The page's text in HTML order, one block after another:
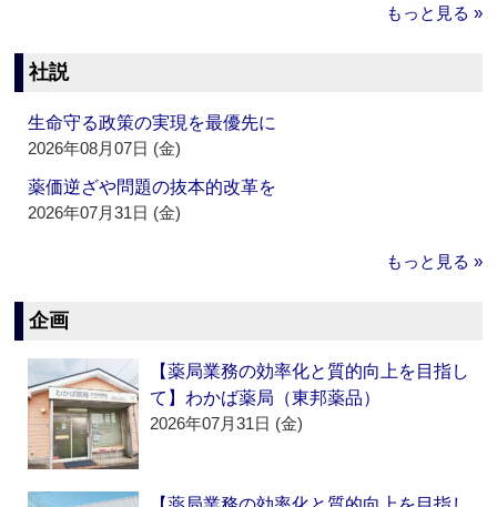
もっと見る »
社説
生命守る政策の実現を最優先に
2026年08月07日 (金)
薬価逆ざや問題の抜本的改革を
2026年07月31日 (金)
もっと見る »
企画
【薬局業務の効率化と質的向上を目指し
て】わかば薬局（東邦薬品）
2026年07月31日 (金)